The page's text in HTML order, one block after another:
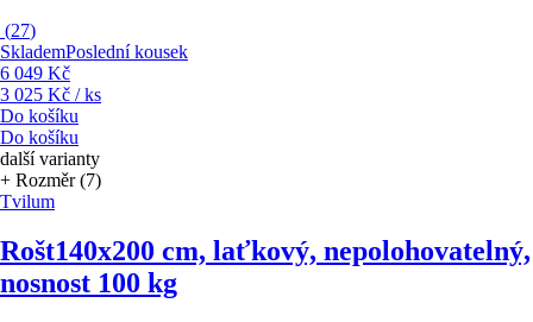
(27)
SklademPoslední kousek
6 049 Kč
3 025 Kč / ks
Do košíku
Do košíku
další varianty
+ Rozměr (7)
Tvilum
Rošt140x200 cm, laťkový, nepolohovatelný,
nosnost 100 kg